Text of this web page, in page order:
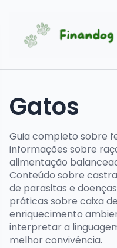
Gatos
Guia completo sobre
informações sobre
alimentação
Conteúdo sobre
de parasitas e
práticas sobre caixa
enriquecimento
interpretar a
melhor convivência.